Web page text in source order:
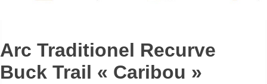
Arc Traditionel Recurve
Buck Trail « Caribou »